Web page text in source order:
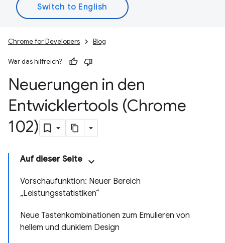
Chrome for Developers Blog
War das hilfreich?
Neuerungen in den
Entwicklertools (Chrome
102)
Auf dieser Seite
Vorschaufunktion: Neuer Bereich
„Leistungsstatistiken“
Neue Tastenkombinationen zum Emulieren von
hellem und dunklem Design